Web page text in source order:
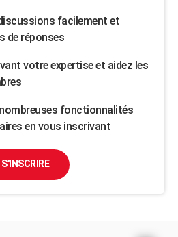
facilement et
de réponses
votre expertise et aidez les
fonctionnalités
en vous inscrivant
S'INSCRIRE